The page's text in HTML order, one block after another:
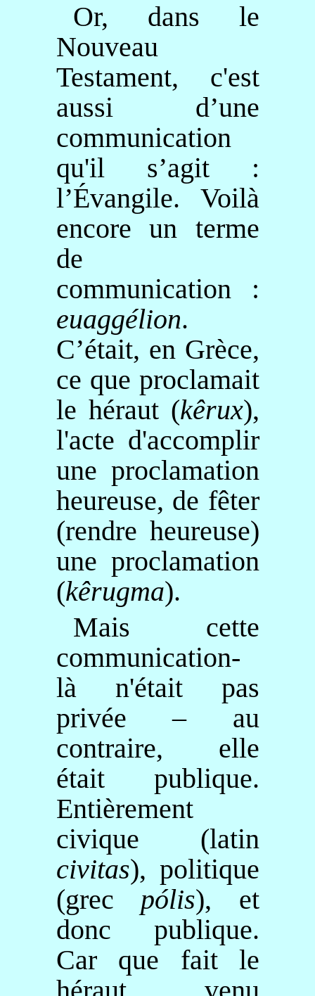
Or, dans le
Nouveau
Testament, c'est
aussi d’une
communication
qu'il s’agit :
l’Évangile. Voilà
encore un terme
de
communication :
euaggélion.
C’était, en Grèce,
ce que proclamait
le héraut (kêrux),
l'acte d'accomplir
une proclamation
heureuse, de fêter
(rendre heureuse)
une proclamation
(kêrugma).
Mais cette
communication-
là n'était pas
privée – au
contraire, elle
était publique.
Entièrement
civique (latin
civitas), politique
(grec pólis), et
donc publique.
Car que fait le